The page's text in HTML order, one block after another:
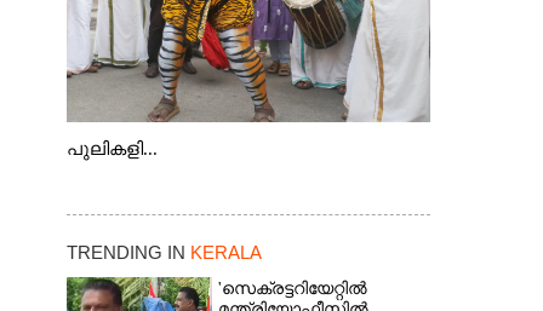
പുലികളി...
TRENDING IN KERALA
'സെക്രട്ടറിയേറ്റിൽ